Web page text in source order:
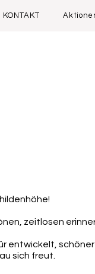
KONTAKT
zeitlosen
entwickelt,
sich freut.